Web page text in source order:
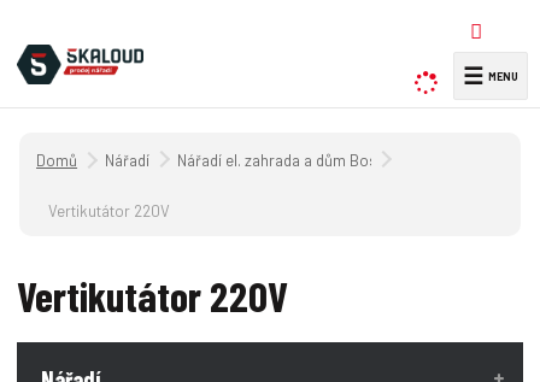
y
l
☰
Úvodní strana
Nářadí Nářadí el. zahrada a dům Bosch
Vertikutátor 220V
Vertikutátor 220V